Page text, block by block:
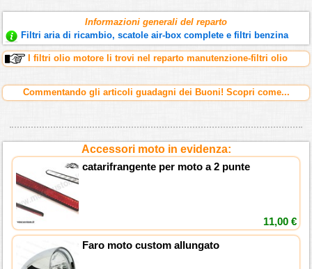
Informazioni generali del reparto
Filtri aria di ricambio, scatole air-box complete e filtri benzina
I filtri olio motore li trovi nel reparto manutenzione-filtri olio
Commentando gli articoli guadagni dei Buoni! Scopri come...
Accessori moto in evidenza:
catarifrangente per moto a 2 punte
11,00 €
Faro moto custom allungato